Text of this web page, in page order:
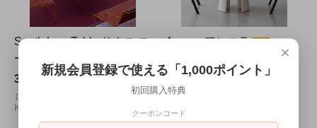
South Low Table サウス ロ
ーテーブル
323,400円(税込)
ローテーブル[ 屋外可]
Konstantin Grcic
Ancora アンコラ
891,000円(税込)
テーブル
Ronan Bouroullec
×
新規会員登録で使える「1,000ポイント」
初回購入特典
クーポンコード